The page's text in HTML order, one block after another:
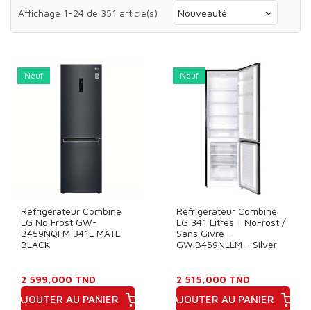
Affichage 1-24 de 351 article(s) Nouveauté
Neuf
Réfrigérateur Combiné
LG No Frost GW-
B459NQFM 341L MATE
BLACK
2 599,000 TND
AJOUTER AU PANIER
Neuf
Réfrigérateur Combiné
LG 341 Litres | NoFrost /
Sans Givre -
GW.B459NLLM - Silver
2 515,000 TND
AJOUTER AU PANIER